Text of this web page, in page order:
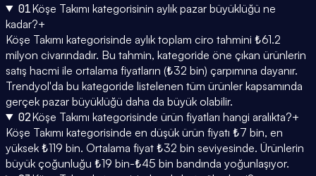
01Köşe Takımı kategorisinin aylık pazar büyüklüğü ne
kadar?+
Köşe Takımı kategorisinde aylık toplam ciro tahmini ₺61.2
milyon civarındadır. Bu tahmin, kategoride öne çıkan ürünlerin
satış hacmi ile ortalama fiyatların (₺32 bin) çarpımına dayanır.
Trendyol'da bu kategoride listelenen tüm ürünler kapsamında
gerçek pazar büyüklüğü daha da büyük olabilir.
02Köşe Takımı kategorisinde ürün fiyatları hangi aralıkta?+
Köşe Takımı kategorisinde en düşük ürün fiyatı ₺7 bin, en
yüksek ₺119 bin. Ortalama fiyat ₺32 bin seviyesinde. Ürünlerin
büyük çoğunluğu ₺19 bin-₺45 bin bandında yoğunlaşıyor.